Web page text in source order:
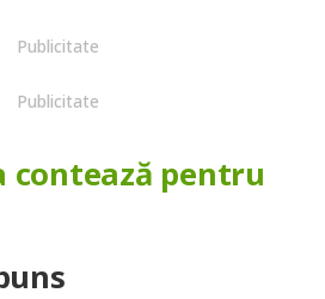
Publicitate
Publicitate
contează pentru